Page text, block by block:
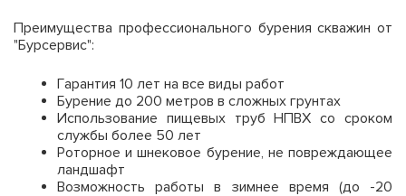
Преимущества профессионального бурения скважин от
"Бурсервис":
Гарантия 10 лет на все виды работ
Бурение до 200 метров в сложных грунтах
Использование пищевых труб НПВХ со сроком
службы более 50 лет
Роторное и шнековое бурение, не повреждающее
ландшафт
Возможность работы в зимнее время (до -20